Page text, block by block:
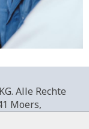
Alle Rechte
Moers,